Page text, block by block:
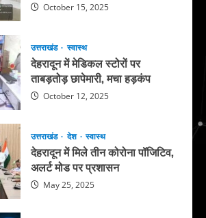
October 15, 2025
उत्तराखंड स्वास्थ
देहरादून में मेडिकल स्टोरों पर
ताबड़तोड़ छापेमारी, मचा हड़कंप
October 12, 2025
उत्तराखंड देश स्वास्थ
देहरादून में मिले तीन कोरोना पॉजिटिव,
अलर्ट मोड पर प्रशासन
May 25, 2025